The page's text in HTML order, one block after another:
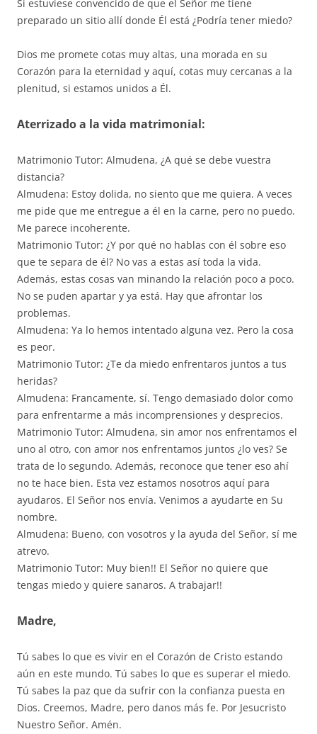
Si estuviese convencido de que el Señor me tiene
preparado un sitio allí donde Él está ¿Podría tener miedo?
Dios me promete cotas muy altas, una morada en su
Corazón para la eternidad y aquí, cotas muy cercanas a la
plenitud, si estamos unidos a Él.
Aterrizado a la vida matrimonial:
Matrimonio Tutor: Almudena, ¿A qué se debe vuestra
distancia?
Almudena: Estoy dolida, no siento que me quiera. A veces
me pide que me entregue a él en la carne, pero no puedo.
Me parece incoherente.
Matrimonio Tutor: ¿Y por qué no hablas con él sobre eso
que te separa de él? No vas a estas así toda la vida.
Además, estas cosas van minando la relación poco a poco.
No se puden apartar y ya está. Hay que afrontar los
problemas.
Almudena: Ya lo hemos intentado alguna vez. Pero la cosa
es peor.
Matrimonio Tutor: ¿Te da miedo enfrentaros juntos a tus
heridas?
Almudena: Francamente, sí. Tengo demasiado dolor como
para enfrentarme a más incomprensiones y desprecios.
Matrimonio Tutor: Almudena, sin amor nos enfrentamos el
uno al otro, con amor nos enfrentamos juntos ¿lo ves? Se
trata de lo segundo. Además, reconoce que tener eso ahí
no te hace bien. Esta vez estamos nosotros aquí para
ayudaros. El Señor nos envía. Venimos a ayudarte en Su
nombre.
Almudena: Bueno, con vosotros y la ayuda del Señor, sí me
atrevo.
Matrimonio Tutor: Muy bien!! El Señor no quiere que
tengas miedo y quiere sanaros. A trabajar!!
Madre,
Tú sabes lo que es vivir en el Corazón de Cristo estando
aún en este mundo. Tú sabes lo que es superar el miedo.
Tú sabes la paz que da sufrir con la confianza puesta en
Dios. Creemos, Madre, pero danos más fe. Por Jesucristo
Nuestro Señor. Amén.